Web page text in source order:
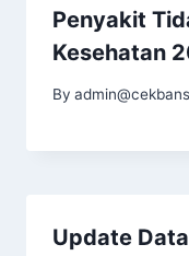
Penyakit
Kesehatan
By
Update